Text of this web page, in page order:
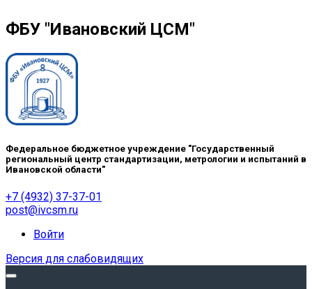
ФБУ "Ивановский ЦСМ"
Федеральное бюджетное учреждение "Государственный
региональный центр стандартизации, метрологии и испытаний в
Ивановской области"
+7 (4932) 37-37-01
post@ivcsm.ru
Войти
Версия для слабовидящих